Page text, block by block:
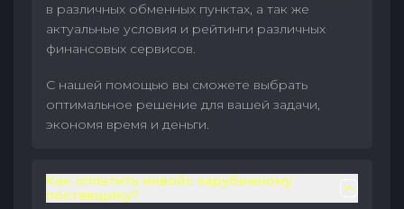
в различных обменных пунктах, а так же
актуальные условия и рейтинги различных
финансовых сервисов.
С нашей помощью вы сможете выбрать
оптимальное решение для вашей задачи,
экономя время и деньги.
Как оплатить инвойс зарубежному
поставщику?